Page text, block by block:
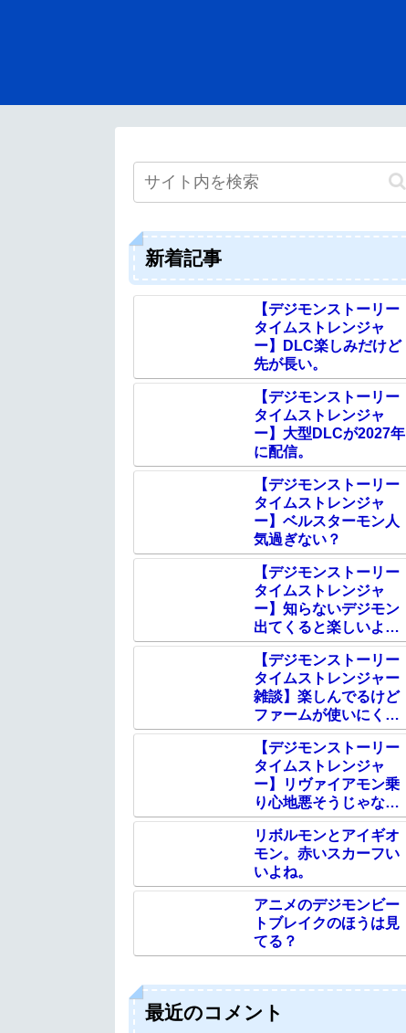
新着記事
【デジモンストーリー
タイムストレンジャ
ー】DLC楽しみだけど
先が長い。
【デジモンストーリー
タイムストレンジャ
ー】大型DLCが2027年
に配信。
【デジモンストーリー
タイムストレンジャ
ー】ベルスターモン人
気過ぎない？
【デジモンストーリー
タイムストレンジャ
ー】知らないデジモン
出てくると楽しいよ
ね。
【デジモンストーリー
タイムストレンジャー
雑談】楽しんでるけど
ファームが使いにくい
ね。
【デジモンストーリー
タイムストレンジャ
ー】リヴァイアモン乗
り心地悪そうじゃな
い？
リボルモンとアイギオ
モン。赤いスカーフい
いよね。
アニメのデジモンビー
トブレイクのほうは見
てる？
最近のコメント